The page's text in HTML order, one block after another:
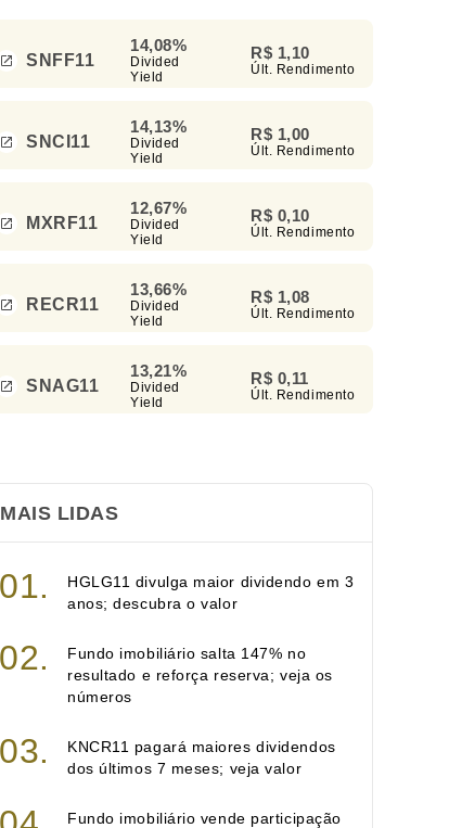
SNFF11
14,08%
Divided
Yield
R$ 1,10
Últ. Rendimento
SNCI11
14,13%
Divided
Yield
R$ 1,00
Últ. Rendimento
MXRF11
12,67%
Divided
Yield
R$ 0,10
Últ. Rendimento
RECR11
13,66%
Divided
Yield
R$ 1,08
Últ. Rendimento
SNAG11
13,21%
Divided
Yield
R$ 0,11
Últ. Rendimento
MAIS LIDAS
HGLG11 divulga maior dividendo em 3
anos; descubra o valor
Fundo imobiliário salta 147% no
resultado e reforça reserva; veja os
números
KNCR11 pagará maiores dividendos
dos últimos 7 meses; veja valor
Fundo imobiliário vende participação